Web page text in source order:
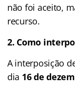
não foi aceito,
recurso.
2. Como
A interposição
dia 16 de